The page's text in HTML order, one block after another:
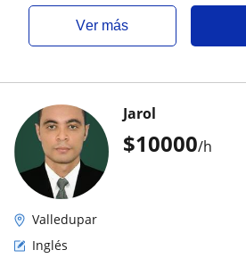
ver más
$10000/h
Jarol
Valledupar
Inglés